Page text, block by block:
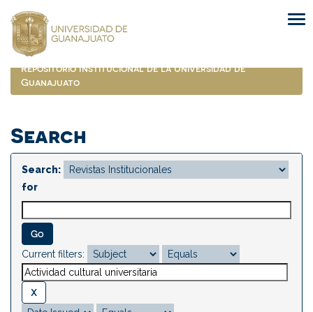
navigation
Repositorio Institucional de la Universidad de
Guanajuato
Search
Search:
for
Current filters: